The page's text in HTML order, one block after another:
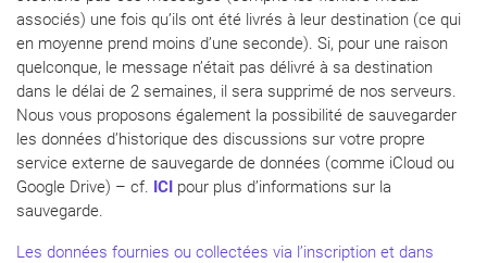
associés) une fois qu’ils ont été livrés à leur destination (ce qui
en moyenne prend moins d’une seconde). Si, pour une raison
quelconque, le message n’était pas délivré à sa destination
dans le délai de 2 semaines, il sera supprimé de nos serveurs.
Nous vous proposons également la possibilité de sauvegarder
les données d’historique des discussions sur votre propre
service externe de sauvegarde de données (comme iCloud ou
Google Drive) – cf. ICI pour plus d’informations sur la
sauvegarde.
Les données fournies ou collectées via l’inscription et dans